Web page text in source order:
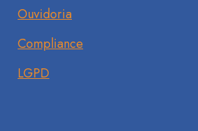
Ouvidoria
Compliance
LGPD